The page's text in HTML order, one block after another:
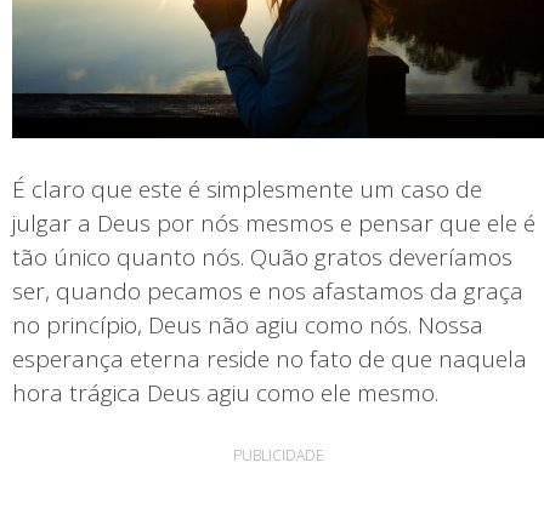
É claro que este é simplesmente um caso de
julgar a Deus por nós mesmos e pensar que ele é
tão único quanto nós. Quão gratos deveríamos
ser, quando pecamos e nos afastamos da graça
no princípio, Deus não agiu como nós. Nossa
esperança eterna reside no fato de que naquela
hora trágica Deus agiu como ele mesmo.
PUBLICIDADE